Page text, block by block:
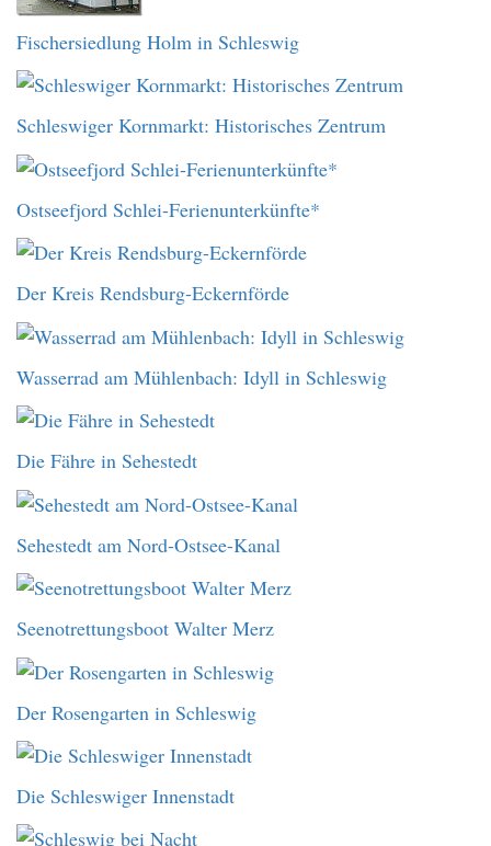
Fischersiedlung Holm in Schleswig
Schleswiger Kornmarkt: Historisches Zentrum
Ostseefjord Schlei-Ferienunterkünfte*
Der Kreis Rendsburg-Eckernförde
Wasserrad am Mühlenbach: Idyll in Schleswig
Die Fähre in Sehestedt
Sehestedt am Nord-Ostsee-Kanal
Seenotrettungsboot Walter Merz
Der Rosengarten in Schleswig
Die Schleswiger Innenstadt